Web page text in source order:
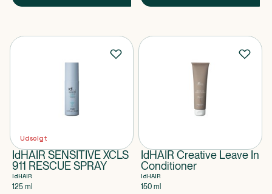
Udsolgt
IdHAIR SENSITIVE XCLS
911 RESCUE SPRAY
IdHAIR
125 ml
IdHAIR Creative Leave In
Conditioner
IdHAIR
150 ml